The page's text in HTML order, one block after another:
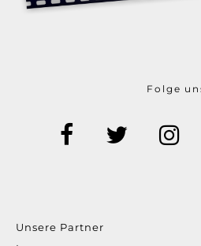
Folge
Unsere Partner